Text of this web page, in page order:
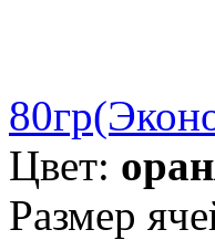
Цвет:
Размер